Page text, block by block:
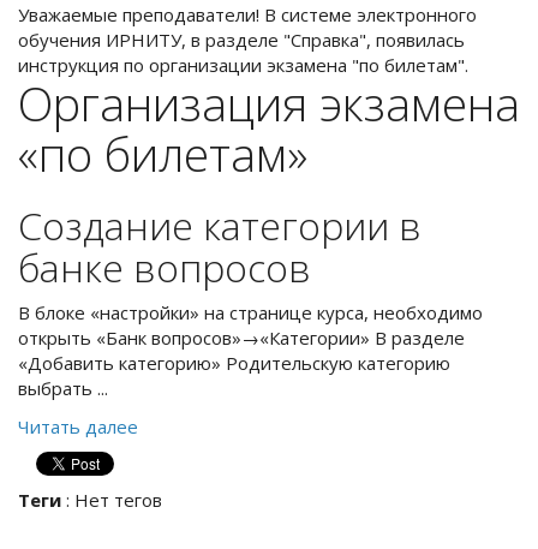
Уважаемые преподаватели! В системе электронного
обучения ИРНИТУ, в разделе "Справка", появилась
инструкция по организации экзамена "по билетам".
Организация экзамена
«по билетам»
Создание категории в
банке вопросов
В блоке «настройки» на странице курса, необходимо
открыть «Банк вопросов»→«Категории» В разделе
«Добавить категорию» Родительскую категорию
выбрать ...
Читать далее
Теги : Нет тегов